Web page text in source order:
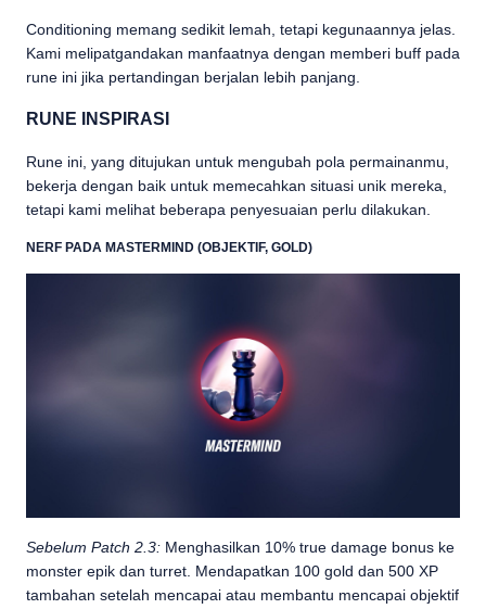
Conditioning memang sedikit lemah, tetapi kegunaannya jelas.
Kami melipatgandakan manfaatnya dengan memberi buff pada
rune ini jika pertandingan berjalan lebih panjang.
RUNE INSPIRASI
Rune ini, yang ditujukan untuk mengubah pola permainanmu,
bekerja dengan baik untuk memecahkan situasi unik mereka,
tetapi kami melihat beberapa penyesuaian perlu dilakukan.
NERF PADA MASTERMIND (OBJEKTIF, GOLD)
Sebelum Patch 2.3: Menghasilkan 10% true damage bonus ke
monster epik dan turret. Mendapatkan 100 gold dan 500 XP
tambahan setelah mencapai atau membantu mencapai objektif